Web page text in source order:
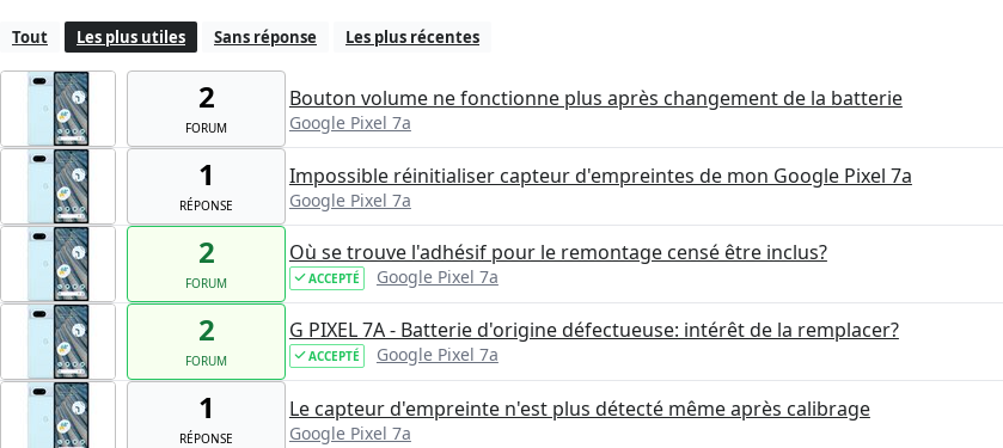
Tout Les plus utiles Sans réponse Les plus récentes
2
FORUM
Bouton volume ne fonctionne plus après changement de la batterie
Google Pixel 7a
1
RÉPONSE
Impossible réinitialiser capteur d'empreintes de mon Google Pixel 7a
Google Pixel 7a
2
FORUM
Où se trouve l'adhésif pour le remontage censé être inclus?
ACCEPTÉ Google Pixel 7a
2
FORUM
G PIXEL 7A - Batterie d'origine défectueuse: intérêt de la remplacer?
ACCEPTÉ Google Pixel 7a
1
RÉPONSE
Le capteur d'empreinte n'est plus détecté même après calibrage
Google Pixel 7a